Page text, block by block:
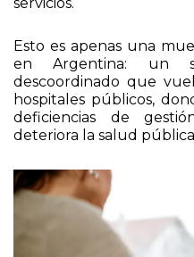
en Argentina: un
descoordinado que
hospitales públicos,
deficiencias de
deteriora la salud